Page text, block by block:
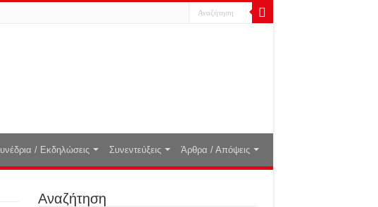
/ Εκδηλώσεις Συνεντεύξεις Άρθρα / Απόψεις
Αναζήτηση